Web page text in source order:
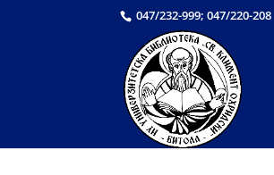
047/232-999; 047/220-208